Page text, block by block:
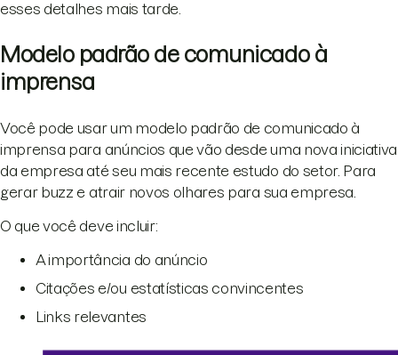
esses detalhes mais tarde.
Modelo padrão de comunicado à
imprensa
Você pode usar um modelo padrão de comunicado à
imprensa para anúncios que vão desde uma nova iniciativa
da empresa até seu mais recente estudo do setor. Para
gerar buzz e atrair novos olhares para sua empresa.
O que você deve incluir:
A importância do anúncio
Citações e/ou estatísticas convincentes
Links relevantes